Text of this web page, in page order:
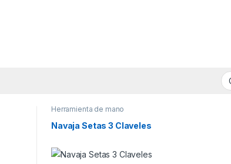
Herramienta de mano
Navaja Setas 3 Claveles